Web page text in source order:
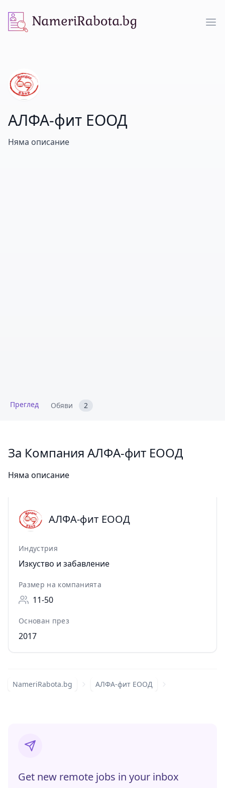
NameriRabota.bg
АЛФА-фит ЕООД
Няма описание
Преглед Обяви 2
За Компания АЛФА-фит ЕООД
Няма описание
АЛФА-фит ЕООД
Индустрия
Изкуство и забавление
Размер на компанията
11-50
Основан през
2017
NameriRabota.bg АЛФА-фит ЕООД
Get new remote jobs in your inbox